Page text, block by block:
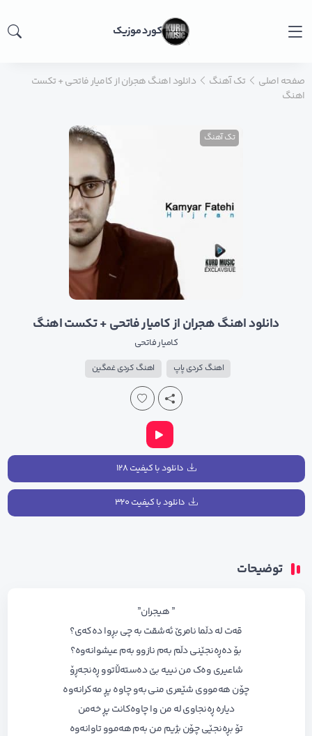
کورد موزیک
صفحه اصلی تک آهنگ
دانلود اهنگ هجران از کامیار فاتحی + تکست
اهنگ
تک آهنگ
دانلود اهنگ هجران از کامیار فاتحی + تکست اهنگ
کامیار فاتحی
اهنگ کردی پاپ اهنگ کردی غمگین
دانلود با کیفیت ۱۲۸
دانلود با کیفیت ۳۲۰
توضیحات
” هیجران”
قەت لە دڵما نامرێ ئەشقت بە چی بڕوا دەکەی؟
بۆ دەڕەنجێنی دڵم بەم نازوو بەم عیشوانەوە؟
شاعیری وەک من نییە بێ دەستەڵاتوو ڕەنجەڕۆ
چۆن هەمووی شێعری منی بەو چاوە پڕ مەکرانەوە
دیارە ڕەنجاوی لە من وا چاوەکانت پڕ خەمن
تۆ بڕەنجێی چۆن بژیم من بەم هەموو تاوانەوە